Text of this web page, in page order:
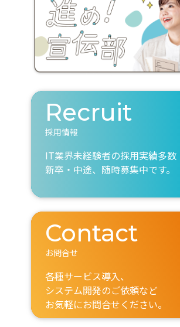
Recruit
採用情報
IT業界未経験者の採用実績多数
新卒・中途、随時募集中です。
Contact
お問合せ
各種サービス導入、
システム開発のご依頼など
お気軽にお問合せください。